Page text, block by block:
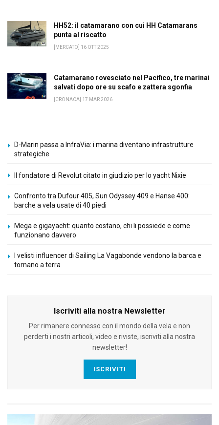
HH52: il catamarano con cui HH Catamarans
punta al riscatto
[MERCATO] 16 OTT 2025
Catamarano rovesciato nel Pacifico, tre marinai
salvati dopo ore su scafo e zattera sgonfia
[CRONACA] 17 MAR 2026
D-Marin passa a InfraVia: i marina diventano infrastrutture
strategiche
Il fondatore di Revolut citato in giudizio per lo yacht Nixie
Confronto tra Dufour 405, Sun Odyssey 409 e Hanse 400:
barche a vela usate di 40 piedi
Mega e gigayacht: quanto costano, chi li possiede e come
funzionano davvero
I velisti influencer di Sailing La Vagabonde vendono la barca e
tornano a terra
Iscriviti alla nostra Newsletter
Per rimanere connesso con il mondo della vela e non
perderti i nostri articoli, video e riviste, iscriviti alla nostra
newsletter!
ISCRIVITI